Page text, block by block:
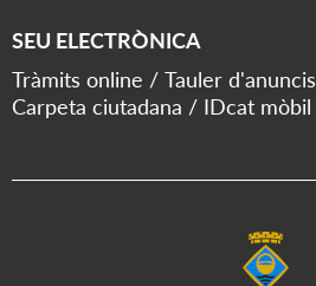
SEU ELECTRÒNICA
Tràmits online
Tauler d'anuncis
Carpeta ciutadana
IDcat mòbil